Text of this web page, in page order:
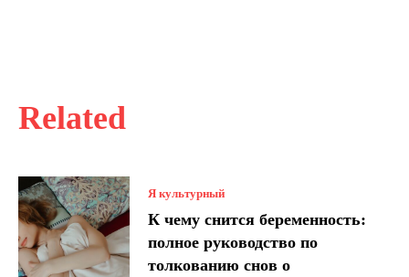
Related
Я культурный
К чему снится беременность:
полное руководство по
толкованию снов о